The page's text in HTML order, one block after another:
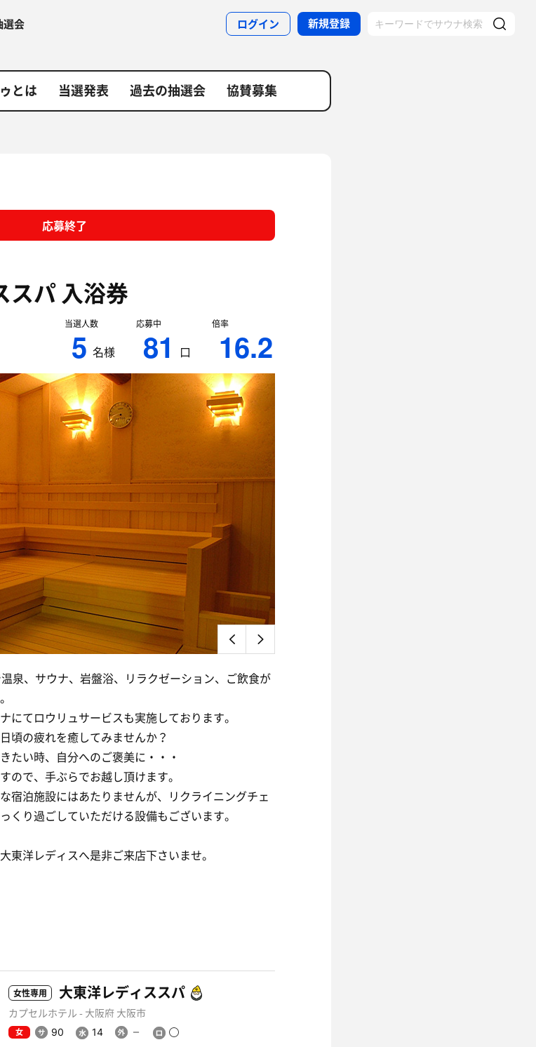
選会 ログイン 新規登録
とは 当選発表 過去の抽選会 協賛募集
応募終了
スパ入浴券
当選人数
5 名様
応募中
81 口
倍率
16.2
泉、サウナ、岩盤浴、リラクゼーション、ご飲食が
にてロウリュサービスも実施しております。
頃の疲れを癒してみませんか？
たい時、自分へのご褒美に・・・
ので、手ぶらでお越し頂けます。
宿泊施設にはあたりませんが、リクライニングチェ
くり過ごしていただける設備もございます。
東洋レディスへ是非ご来店下さいませ。
女性専用 大東洋レディススパ
カプセルホテル - 大阪府 大阪市
女 90 14